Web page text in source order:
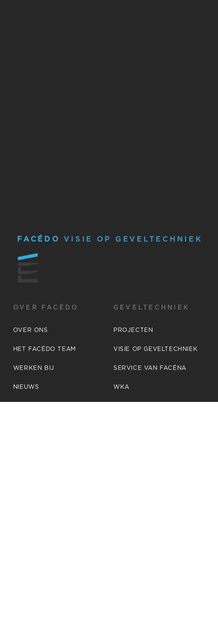
FACÉDO VISIE OP GEVELTECHNIEK
OVER FACÉDO
OVER ONS
HET FACÉDO TEAM
WERKEN BIJ
NIEUWS
GEVELTECHNIEK
PROJECTEN
VISIE OP GEVELTECHNIEK
SERVICE VAN FACÉNA
WKA